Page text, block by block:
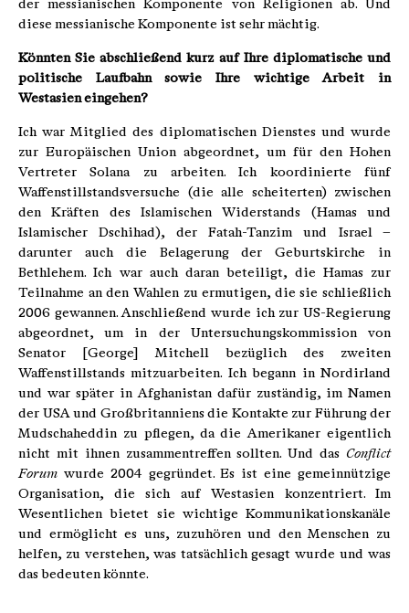
der messianischen Komponente von Religionen ab. Und
diese messianische Komponente ist sehr mächtig.
Könnten Sie abschließend kurz auf Ihre diplomatische und
politische Laufbahn sowie Ihre wichtige Arbeit in
Westasien eingehen?
Ich war Mitglied des diplomatischen Dienstes und wurde
zur Europäischen Union abgeordnet, um für den Hohen
Vertreter Solana zu arbeiten. Ich koordinierte fünf
Waffenstillstandsversuche (die alle scheiterten) zwischen
den Kräften des Islamischen Widerstands (Hamas und
Islamischer Dschihad), der Fatah-Tanzim und Israel –
darunter auch die Belagerung der Geburtskirche in
Bethlehem. Ich war auch daran beteiligt, die Hamas zur
Teilnahme an den Wahlen zu ermutigen, die sie schließlich
2006 gewannen. Anschließend wurde ich zur US-Regierung
abgeordnet, um in der Untersuchungskommission von
Senator [George] Mitchell bezüglich des zweiten
Waffenstillstands mitzuarbeiten. Ich begann in Nordirland
und war später in Afghanistan dafür zuständig, im Namen
der USA und Großbritanniens die Kontakte zur Führung der
Mudschaheddin zu pflegen, da die Amerikaner eigentlich
nicht mit ihnen zusammentreffen sollten. Und das Conflict
Forum wurde 2004 gegründet. Es ist eine gemeinnützige
Organisation, die sich auf Westasien konzentriert. Im
Wesentlichen bietet sie wichtige Kommunikationskanäle
und ermöglicht es uns, zuzuhören und den Menschen zu
helfen, zu verstehen, was tatsächlich gesagt wurde und was
das bedeuten könnte.